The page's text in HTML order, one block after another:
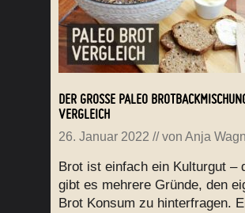
DER GROSSE PALEO BROTBACKMISCHUNG
ERGLEICH
26. Januar 2022 // von Anja
Brot ist einfach ein Kulturgut –
gibt es mehrere Gründe, den
Brot Konsum zu hinterfragen.